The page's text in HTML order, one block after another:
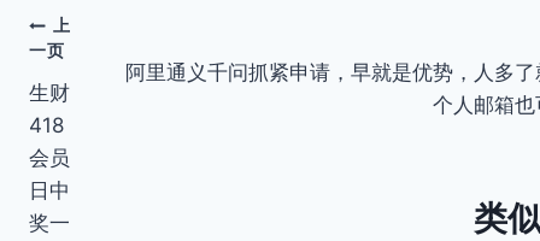
文
章
导
航
上
一页
生财
418
会员
日中
奖一
阿里通义千问抓紧申请，早就是优势，人多
个人邮箱
类